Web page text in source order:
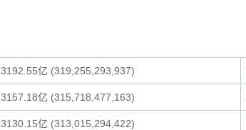
3192.55亿 (319,255,293,937)
3157.18亿 (315,718,477,163)
3130.15亿 (313,015,294,422)